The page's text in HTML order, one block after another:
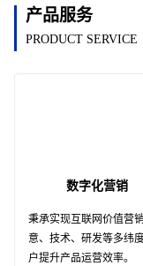
产品服务
PRODUCT SERVICE
数字化营销
秉承实现互联网价值营
意、技术、研发等多纬
户提升产品运营效率。